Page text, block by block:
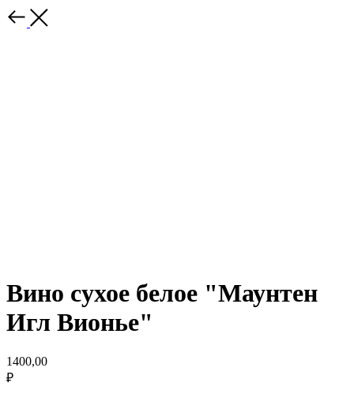
Вино сухое белое "Маунтен
Игл Вионье"
1400,00
₽